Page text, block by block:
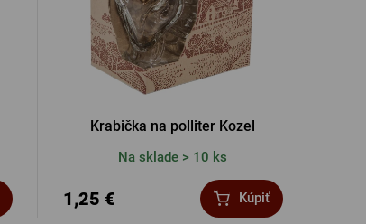
Krabička na polliter Kozel
Na sklade > 10 ks
1,25 € Kúpiť